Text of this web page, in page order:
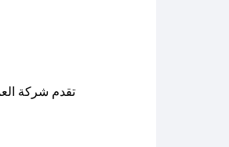
تقدم شركة